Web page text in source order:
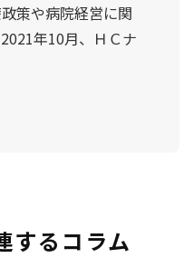
策や病院経営に関
年10月、ＨＣナ
するコラム